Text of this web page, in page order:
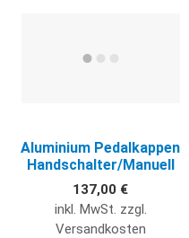
Aluminium Pedalkappen
Handschalter/Manuell
137,00 €
inkl. MwSt. zzgl.
Versandkosten